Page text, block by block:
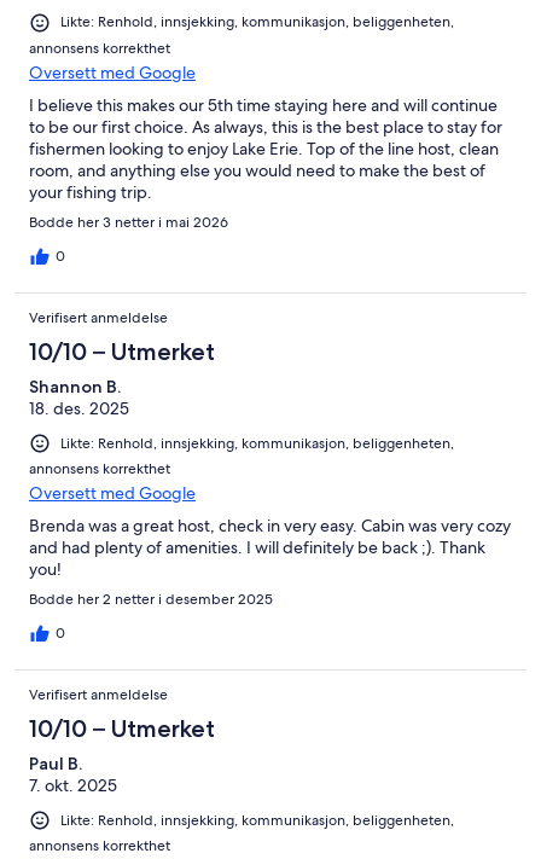
Likte: Renhold, innsjekking, kommunikasjon, beliggenheten,
annonsens korrekthet
Oversett med Google
I believe this makes our 5th time staying here and will continue
to be our first choice. As always, this is the best place to stay for
fishermen looking to enjoy Lake Erie. Top of the line host, clean
room, and anything else you would need to make the best of
your fishing trip.
Bodde her 3 netter i mai 2026
0
Verifisert anmeldelse
10/10 – Utmerket
Shannon B.
18. des. 2025
Likte: Renhold, innsjekking, kommunikasjon, beliggenheten,
annonsens korrekthet
Oversett med Google
Brenda was a great host, check in very easy. Cabin was very cozy
and had plenty of amenities. I will definitely be back ;). Thank
you!
Bodde her 2 netter i desember 2025
0
Verifisert anmeldelse
10/10 – Utmerket
Paul B.
7. okt. 2025
Likte: Renhold, innsjekking, kommunikasjon, beliggenheten,
annonsens korrekthet